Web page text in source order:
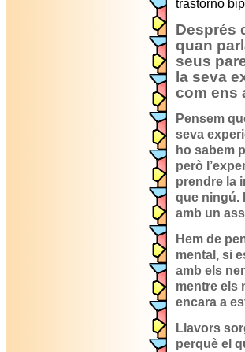
trastorno
Després
quan
seus
la seva
com ens
Pensem
seva
ho sabem
però
prendre la
que ningú.
amb un
Hem de
mental, si
amb els
mentre els
encara a
Llavors
perquè el